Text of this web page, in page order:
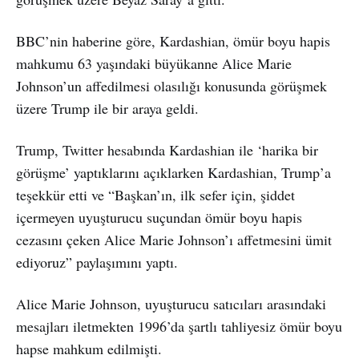
BBC’nin haberine göre, Kardashian, ömür boyu hapis
mahkumu 63 yaşındaki büyükanne Alice Marie
Johnson’un affedilmesi olasılığı konusunda görüşmek
üzere Trump ile bir araya geldi.
Trump, Twitter hesabında Kardashian ile ‘harika bir
görüşme’ yaptıklarını açıklarken Kardashian, Trump’a
teşekkür etti ve “Başkan’ın, ilk sefer için, şiddet
içermeyen uyuşturucu suçundan ömür boyu hapis
cezasını çeken Alice Marie Johnson’ı affetmesini ümit
ediyoruz” paylaşımını yaptı.
Alice Marie Johnson, uyuşturucu satıcıları arasındaki
mesajları iletmekten 1996’da şartlı tahliyesiz ömür boyu
hapse mahkum edilmişti.